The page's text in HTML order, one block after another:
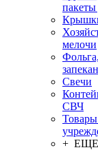
пакеты
мелочи
Свечи
СВЧ
+ ЕЩЕ